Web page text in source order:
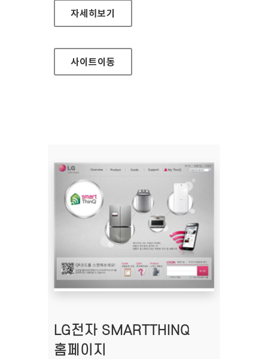
부산광역시청 홈페이지
자세히보기
사이트이동
LG전자 SMARTTHINQ
홈페이지